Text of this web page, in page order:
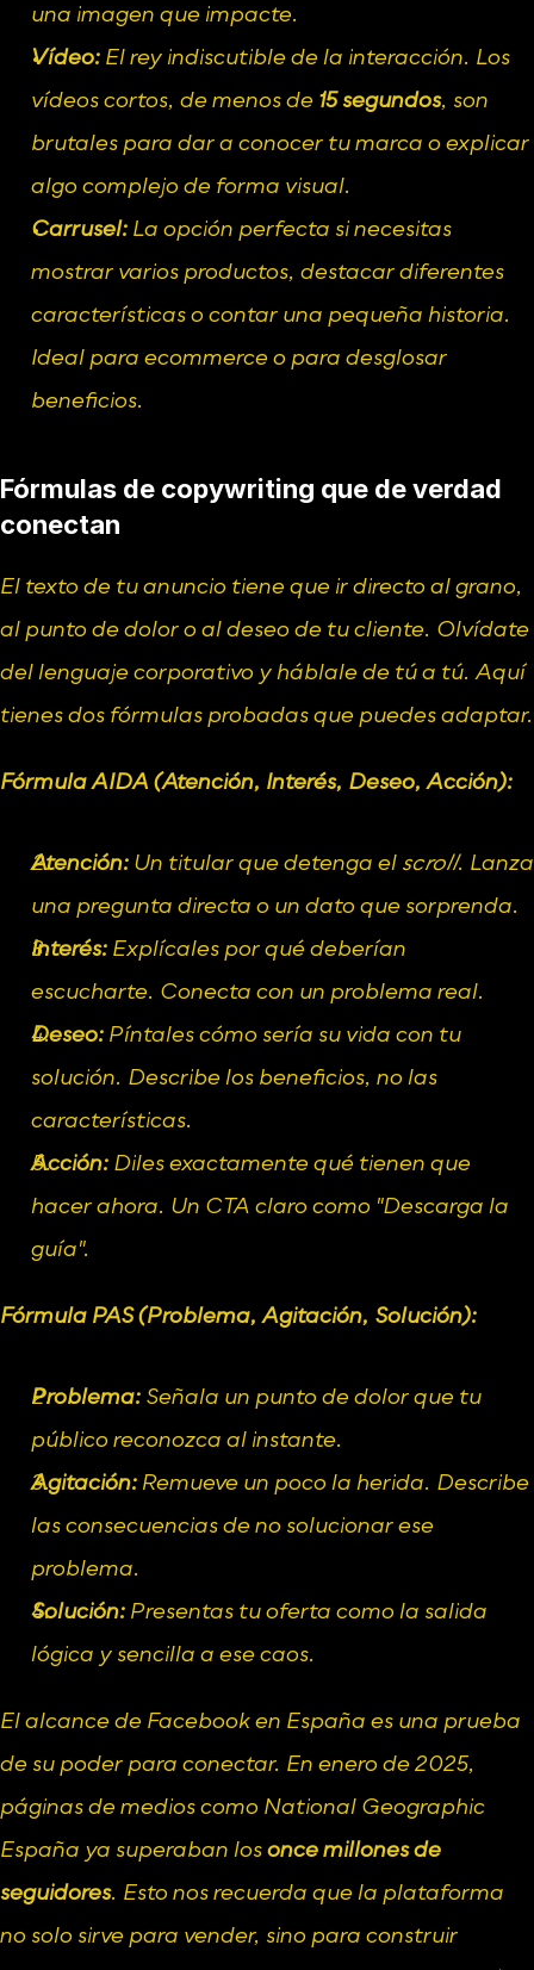
una imagen que impacte.
Vídeo: El rey indiscutible de la interacción. Los
vídeos cortos, de menos de 15 segundos, son
brutales para dar a conocer tu marca o explicar
algo complejo de forma visual.
Carrusel: La opción perfecta si necesitas
mostrar varios productos, destacar diferentes
características o contar una pequeña historia.
Ideal para ecommerce o para desglosar
beneficios.
Fórmulas de copywriting que de verdad
conectan
El texto de tu anuncio tiene que ir directo al grano,
al punto de dolor o al deseo de tu cliente. Olvídate
del lenguaje corporativo y háblale de tú a tú. Aquí
tienes dos fórmulas probadas que puedes adaptar.
Fórmula AIDA (Atención, Interés, Deseo, Acción):
Atención: Un titular que detenga el scroll. Lanza
una pregunta directa o un dato que sorprenda.
Interés: Explícales por qué deberían
escucharte. Conecta con un problema real.
Deseo: Píntales cómo sería su vida con tu
solución. Describe los beneficios, no las
características.
Acción: Diles exactamente qué tienen que
hacer ahora. Un CTA claro como "Descarga la
guía".
Fórmula PAS (Problema, Agitación, Solución):
Problema: Señala un punto de dolor que tu
público reconozca al instante.
Agitación: Remueve un poco la herida. Describe
las consecuencias de no solucionar ese
problema.
Solución: Presentas tu oferta como la salida
lógica y sencilla a ese caos.
El alcance de Facebook en España es una prueba
de su poder para conectar. En enero de 2025,
páginas de medios como National Geographic
España ya superaban los once millones de
seguidores. Esto nos recuerda que la plataforma
no solo sirve para vender, sino para construir